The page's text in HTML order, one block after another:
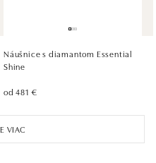
most, Praha 9
4 - Chodov
VIAC
Náušnice s diamantom Essential
Shine
od 481 €